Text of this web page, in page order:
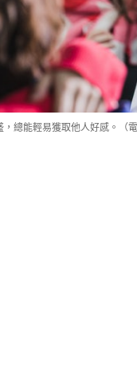
總能輕易獲取他人好感。（